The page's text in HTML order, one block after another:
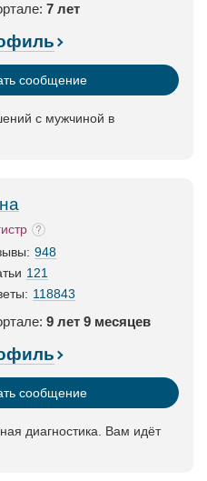
7 лет
сообщение
с мужчиной в
948
121
118843
9 лет 9 месяцев
сообщение
диагностика. Вам идёт